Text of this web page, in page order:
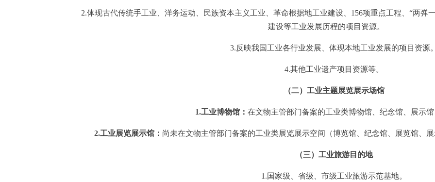
2.体现古代传统手工业、洋务运动、民族资本主义工业、革命根据地工业建设、 156项重点工程、 “两弹
建设等工业发展历程的项目资源。
3.反映我国工业各行业发展 体现本地工业发展的项目资源
4.其他工业遗产项目资源等。
（二）工业主题展览展示场馆
1.工业博物馆： 在文物主管部门备案的工业类博物馆、纪念馆、展示
2.工业展览展示馆： 尚未在文物主管部门备案的工业类展览展示空间（博览馆、纪念馆、展览馆、
（三）工业旅游目的地
1.国家级、省级、市级工业旅游示范基地。